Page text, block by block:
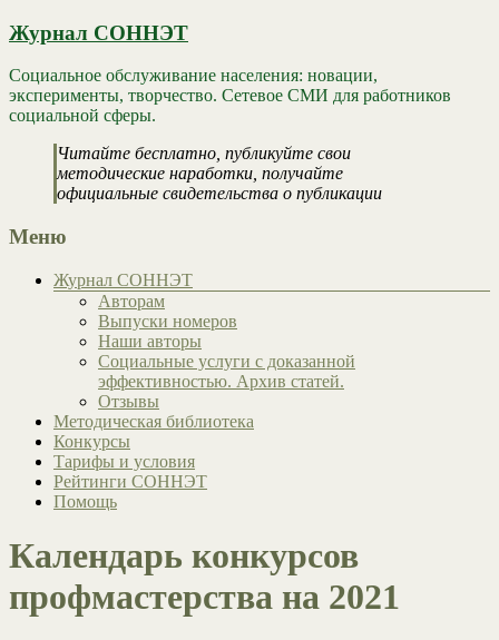
Журнал СОННЭТ
Социальное обслуживание населения: новации,
эксперименты, творчество. Сетевое СМИ для работников
социальной сферы.
Читайте бесплатно, публикуйте свои
методические наработки, получайте
официальные свидетельства о публикации
Меню
Журнал СОННЭТ
Авторам
Выпуски номеров
Наши авторы
Социальные услуги с доказанной
эффективностью. Архив статей.
Отзывы
Методическая библиотека
Конкурсы
Тарифы и условия
Рейтинги СОННЭТ
Помощь
Календарь конкурсов
профмастерства на 2021